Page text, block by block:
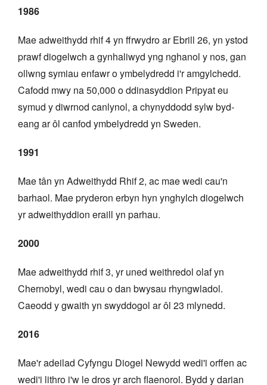
1986
Mae adweithydd rhif 4 yn ffrwydro ar Ebrill 26, yn ystod
prawf diogelwch a gynhaliwyd yng nghanol y nos, gan
ollwng symiau enfawr o ymbelydredd i'r amgylchedd.
Cafodd mwy na 50,000 o ddinasyddion Pripyat eu
symud y diwrnod canlynol, a chynyddodd sylw byd-
eang ar ôl canfod ymbelydredd yn Sweden.
1991
Mae tân yn Adweithydd Rhif 2, ac mae wedi cau'n
barhaol. Mae pryderon erbyn hyn ynghylch diogelwch
yr adweithyddion eraill yn parhau.
2000
Mae adweithydd rhif 3, yr uned weithredol olaf yn
Chernobyl, wedi cau o dan bwysau rhyngwladol.
Caeodd y gwaith yn swyddogol ar ôl 23 mlynedd.
2016
Mae'r adeilad Cyfyngu Diogel Newydd wedi'i orffen ac
wedi'i lithro i'w le dros yr arch flaenorol. Bydd y darian